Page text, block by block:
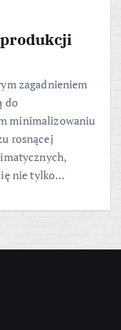
zagadnieniem
do
minimalizowaniu
rosnącej
nie tylko…